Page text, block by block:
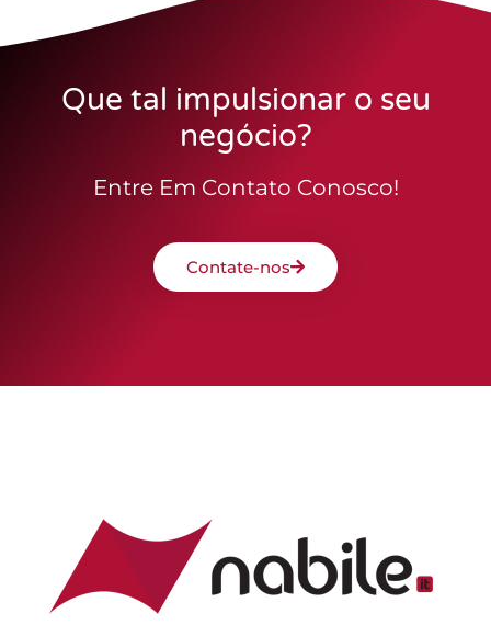
Que tal impulsionar o seu
negócio?
Entre Em Contato Conosco!
Contate-nos